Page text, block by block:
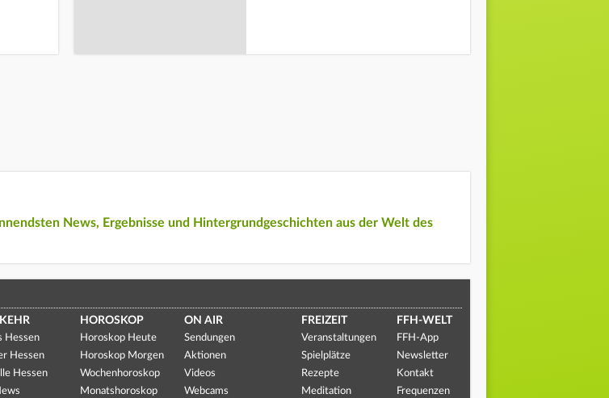
News, Ergebnisse und Hintergrundgeschichten aus der Welt des
Hessen
Hessen
Hessen
HOROSKOP
Horoskop Heute
Horoskop Morgen
Wochenhoroskop
Monatshoroskop
ON AIR
Sendungen
Aktionen
Videos
Webcams
FREIZEIT
Veranstaltungen
Spielplätze
Rezepte
Meditation
FFH-WELT
FFH-App
Newsletter
Kontakt
Frequenzen